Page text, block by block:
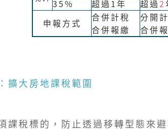
35%
超過1年 超過2
申報方式
合併計稅
合併報繳
分開
合併
擴大房地課稅範圍
課稅標的，防止透過移轉型態來避